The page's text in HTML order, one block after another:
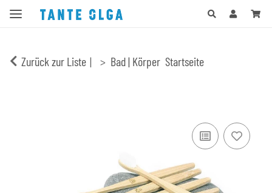
Zurück zur Liste Bad | Körper Startseite